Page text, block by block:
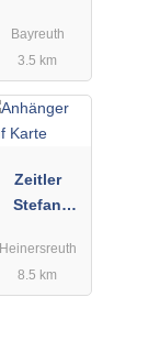
Bayreuth
3.5 km
Zeitler
Stefan
leih
Heinersreuth
8.5 km